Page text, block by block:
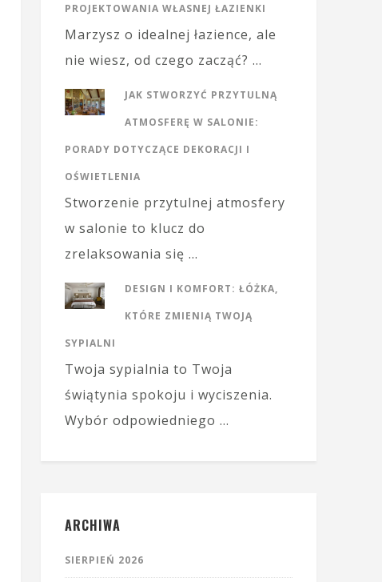
PROJEKTOWANIA WŁASNEJ ŁAZIENKI
Marzysz o idealnej łazience, ale
nie wiesz, od czego zacząć? …
JAK STWORZYĆ PRZYTULNĄ
ATMOSFERĘ W SALONIE:
PORADY DOTYCZĄCE DEKORACJI I
OŚWIETLENIA
Stworzenie przytulnej atmosfery
w salonie to klucz do
zrelaksowania się …
DESIGN I KOMFORT: ŁÓŻKA,
KTÓRE ZMIENIĄ TWOJĄ
SYPIALNI
Twoja sypialnia to Twoja
świątynia spokoju i wyciszenia.
Wybór odpowiedniego …
ARCHIWA
SIERPIEŃ 2026